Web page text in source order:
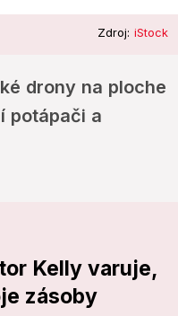
Zdroj: iStock
drony na ploche
potápači a
Kelly varuje,
zásoby